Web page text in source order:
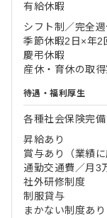
有給休暇
シフト制／完全週
季節休暇2日×年2
慶弔休暇
産休・育休の取得
待遇・福利厚生
各種社会保険完
昇給あり
賞与あり（業績に
通勤交通費／月3
社外研修制度
制服貸与
まかない制度あり